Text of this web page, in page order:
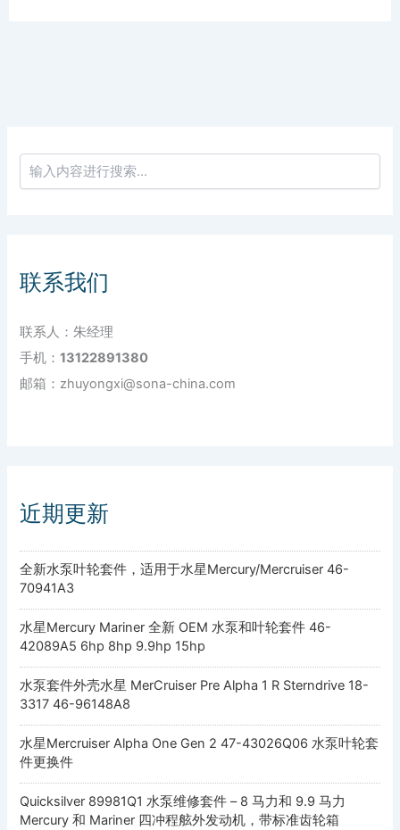
联系我们
联系人：朱经理
手机：13122891380
邮箱：zhuyongxi@sona-china.com
近期更新
全新水泵叶轮套件，适用于水星Mercury/Mercruiser 46-
70941A3
水星Mercury Mariner 全新 OEM 水泵和叶轮套件 46-
42089A5 6hp 8hp 9.9hp 15hp
水泵套件外壳水星 MerCruiser Pre Alpha 1 R Sterndrive 18-
3317 46-96148A8
水星Mercruiser Alpha One Gen 2 47-43026Q06 水泵叶轮套
件更换件
Quicksilver 89981Q1 水泵维修套件 – 8 马力和 9.9 马力
Mercury 和 Mariner 四冲程舷外发动机，带标准齿轮箱